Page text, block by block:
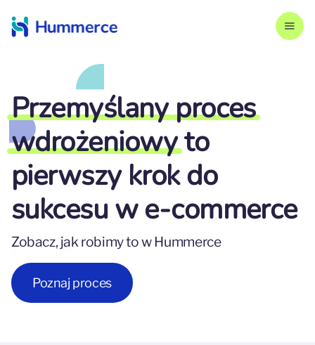
Przemyślanyproces
wdrożeniowyto
pierwszy krok do
sukcesu w e‑commerce
Zobacz, jak robimy to w Hummerce
Poznaj proces